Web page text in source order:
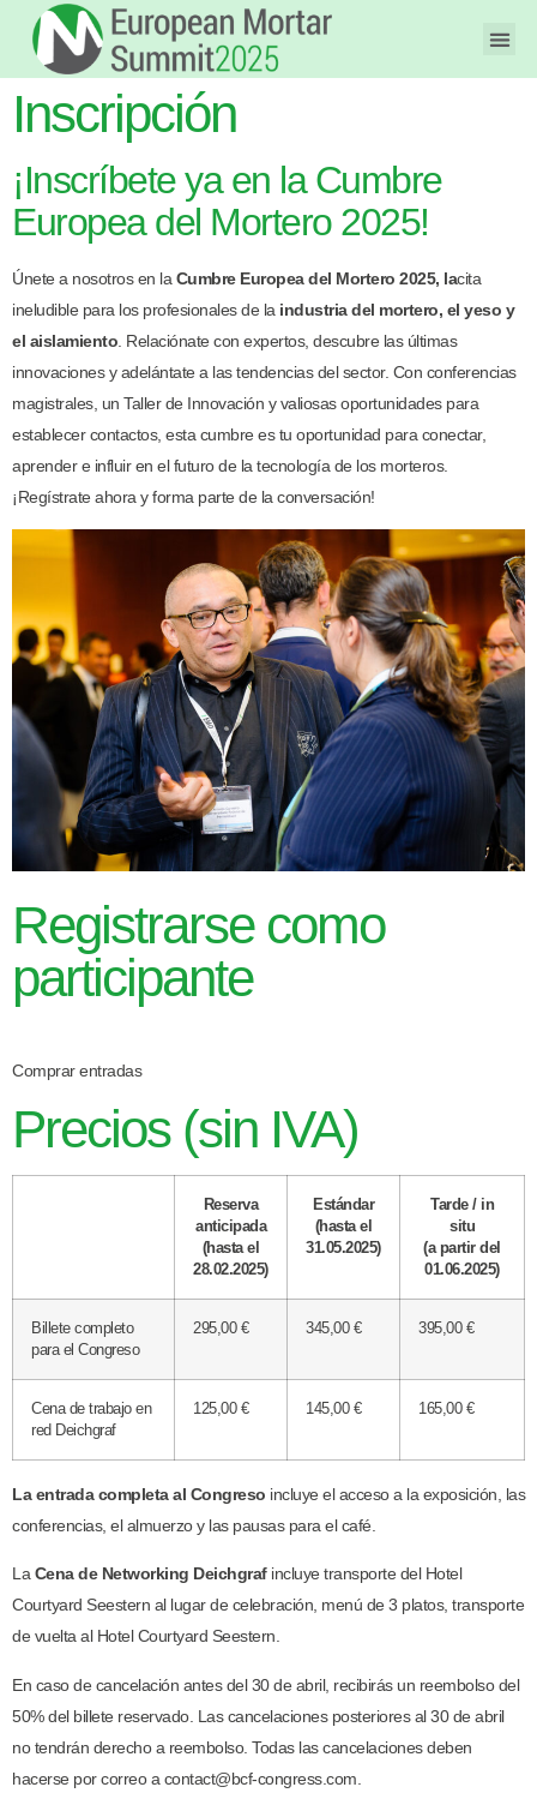
Inscripción
¡Inscríbete ya en la Cumbre
Europea del Mortero 2025!
Únete a nosotros en la Cumbre Europea del Mortero 2025, lacita
ineludible para los profesionales de la industria del mortero, el yeso y
el aislamiento . Relaciónate con expertos, descubre las últimas
innovaciones y adelántate a las tendencias del sector. Con conferencias
magistrales, un Taller de Innovación y valiosas oportunidades para
establecer contactos, esta cumbre es tu oportunidad para conectar,
aprender e influir en el futuro de la tecnología de los morteros.
¡Regístrate ahora y forma parte de la conversación!
Registrarse como
participante
Comprar entradas
Precios (sin IVA)
Reserva
anticipada
(hasta el
28.02.2025)
Estándar
(hasta el
31.05.2025)
Tarde / in
situ
(a partir del
01.06.2025)
Billete completo
para el Congreso
295,00 € 345,00 € 395,00 €
Cena de trabajo en
red Deichgraf
125,00 € 145,00 € 165,00 €
La entrada completa al Congreso incluye el acceso a la exposición, las
conferencias, el almuerzo y las pausas para el café.
LaCena de Networking Deichgrafincluye transporte del Hotel
Courtyard Seestern al lugar de celebración, menú de 3 platos, transporte
de vuelta al Hotel Courtyard Seestern.
En caso de cancelación antes del 30 de abril, recibirás un reembolso del
50% del billete reservado. Las cancelaciones posteriores al 30 de abril
no tendrán derecho a reembolso. Todas las cancelaciones deben
hacerse por correo a contact@bcf-congress.com.